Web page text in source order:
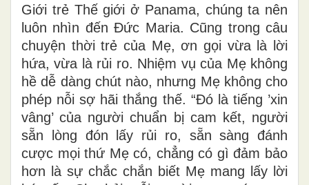
Giới trẻ Thế giới ở Panama, chúng ta nên
luôn nhìn đến Đức Maria. Cũng trong câu
chuyện thời trẻ của Mẹ, ơn gọi vừa là lời
hứa, vừa là rủi ro. Nhiệm vụ của Mẹ không
hề dễ dàng chút nào, nhưng Mẹ không cho
phép nỗi sợ hãi thắng thế. “Đó là tiếng ’xin
vâng’ của người chuẩn bị cam kết, người
sẵn lòng đón lấy rủi ro, sẵn sàng đánh
cược mọi thứ Mẹ có, chẳng có gì đảm bảo
hơn là sự chắc chắn biết Mẹ mang lấy lời